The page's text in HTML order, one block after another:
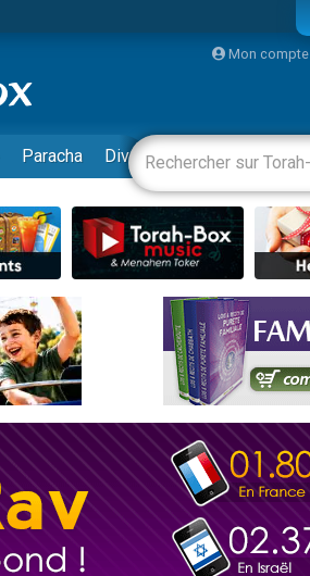
les Enfants
insalubre
Mon compte
Paracha Divertissements Livres